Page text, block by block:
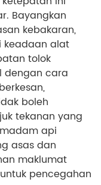
Bayangkan
kebakaran,
keadaan alat
tolok
dengan cara
boleh
tekanan yang
api
asas dan
maklumat
pencegahan